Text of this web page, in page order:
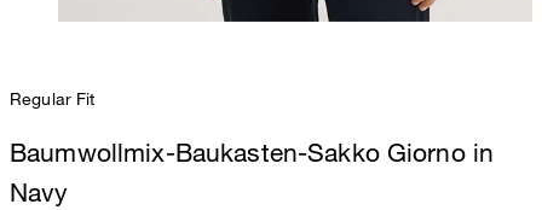
Regular Fit
Baumwollmix-Baukasten-Sakko Giorno in
Navy